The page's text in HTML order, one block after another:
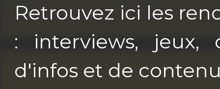
Retrouvez ici les
: interviews, jeux,
d'infos et de